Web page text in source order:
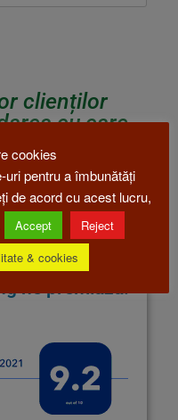
clienților
cu care
aceste
cookies
pentru a îmbunătăți
de acord cu acest lucru,
Accept
Reject
& cookies